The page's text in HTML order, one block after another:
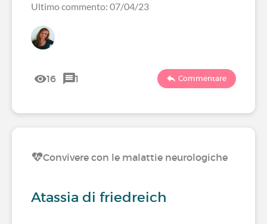
Ultimo commento: 07/04/23
16 1 Commentare
Convivere con le malattie neurologiche
Atassia di friedreich